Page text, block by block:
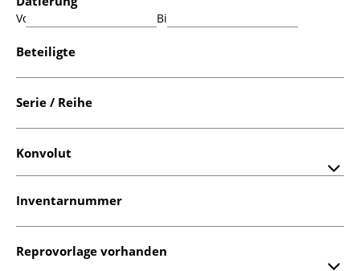
Von: Bis:
Beteiligte
Serie / Reihe
Konvolut
Inventarnummer
Reprovorlage vorhanden